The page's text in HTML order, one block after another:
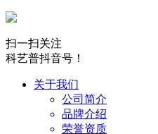
扫一扫关注
科艺普抖音号！
关于我们
公司简介
品牌介绍
荣誉资质